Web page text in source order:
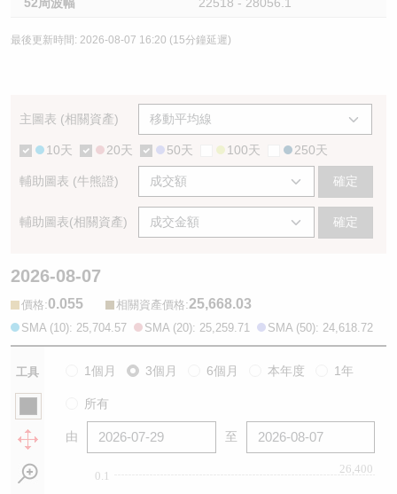
最後更新時間: 2026-08-07 16:20 (15分鐘延遲)
主圖表 (相關資產)
10天 20天 50天 100天 250天
輔助圖表 (牛熊證) 確定
輔助圖表(相關資產) 確定
2026-08-07
價格:0.055 相關資產價格:25,668.03
SMA (10): 25,704.57 SMA (20): 25,259.71 SMA (50): 24,618.72
工具 1個月 3個月 6個月 本年度 1年
所有
由 至
0.1
26,400